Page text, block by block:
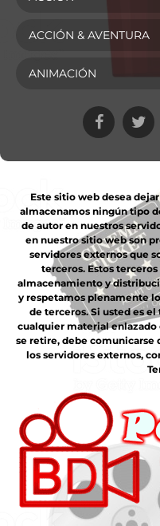
ACCIÓN & AVENTURA
ANIMACIÓN
Este sitio web desea
almacenamos ningún tipo
de autor en nuestros
en nuestro sitio web son
servidores externos que
terceros. Estos
almacenamiento y
y respetamos plenamente
de terceros. Si usted es
cualquier material enlazado
se retire, debe
los servidores externos,